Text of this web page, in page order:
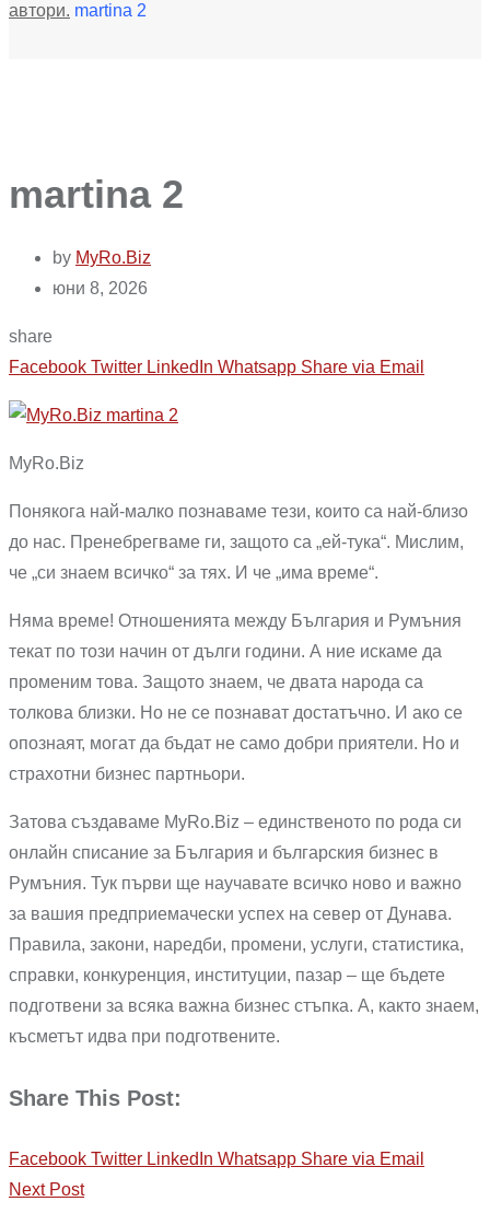
автори. martina 2
martina 2
by MyRo.Biz
юни 8, 2026
share
Facebook Twitter LinkedIn Whatsapp Share via Email
MyRo.Biz
Понякога най-малко познаваме тези, които са най-близо
до нас. Пренебрегваме ги, защото са „ей-тука“. Мислим,
че „си знаем всичко“ за тях. И че „има време“.
Няма време! Отношенията между България и Румъния
текат по този начин от дълги години. А ние искаме да
променим това. Защото знаем, че двата народа са
толкова близки. Но не се познават достатъчно. И ако се
опознаят, могат да бъдат не само добри приятели. Но и
страхотни бизнес партньори.
Затова създаваме MyRo.Biz – единственото по рода си
онлайн списание за България и българския бизнес в
Румъния. Тук първи ще научавате всичко ново и важно
за вашия предприемачески успех на север от Дунава.
Правила, закони, наредби, промени, услуги, статистика,
справки, конкуренция, институции, пазар – ще бъдете
подготвени за всяка важна бизнес стъпка. А, както знаем,
късметът идва при подготвените.
Share This Post:
Facebook Twitter LinkedIn Whatsapp Share via Email
Next Post